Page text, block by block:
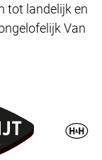
tot landelijk en
Van